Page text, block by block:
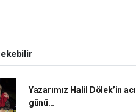
Yazarımız Halil Dölek’in acı
günü…